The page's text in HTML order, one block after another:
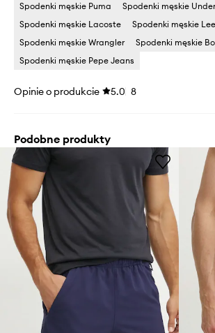
Spodenki męskie Puma
Spodenki męskie
Spodenki męskie Lacoste
Spodenki męskie Lee
Spodenki męskie Wrangler
Spodenki męskie
Spodenki męskie Pepe Jeans
Opinie o produkcie 5.0 8
Podobne produkty